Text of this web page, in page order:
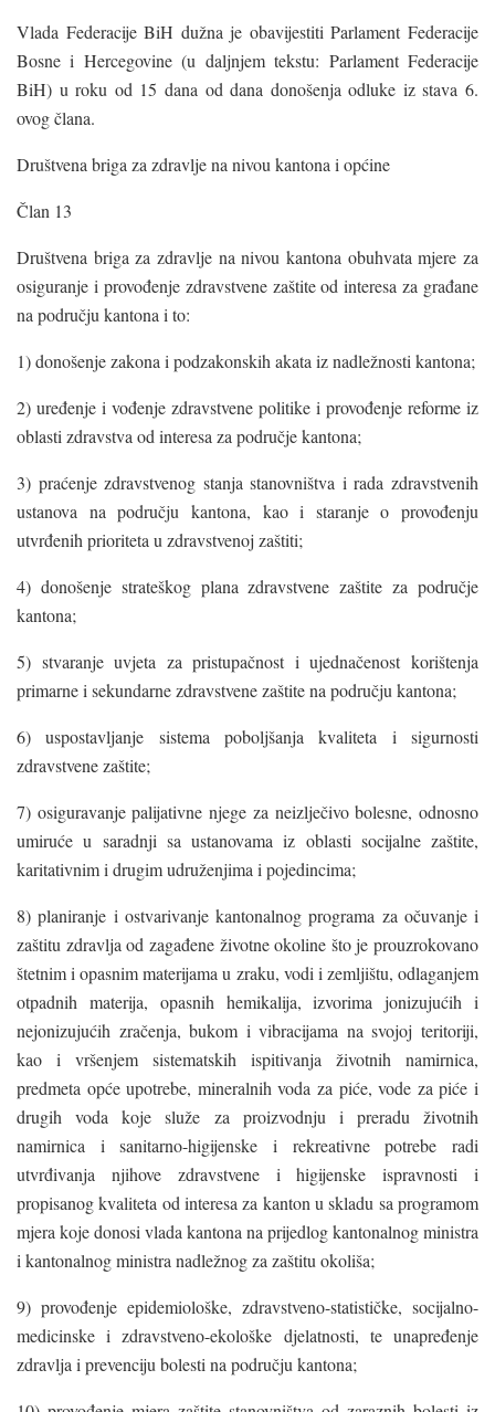
Vlada Federacije BiH dužna je obavijestiti Parlament Federacije
Bosne i Hercegovine (u daljnjem tekstu: Parlament Federacije
BiH) u roku od 15 dana od dana donošenja odluke iz stava 6.
ovog člana.
Društvena briga za zdravlje na nivou kantona i općine
Član 13
Društvena briga za zdravlje na nivou kantona obuhvata mjere za
osiguranje i provođenje zdravstvene zaštite od interesa za građane
na području kantona i to:
1) donošenje zakona i podzakonskih akata iz nadležnosti kantona;
2) uređenje i vođenje zdravstvene politike i provođenje reforme iz
oblasti zdravstva od interesa za područje kantona;
3) praćenje zdravstvenog stanja stanovništva i rada zdravstvenih
ustanova na području kantona, kao i staranje o provođenju
utvrđenih prioriteta u zdravstvenoj zaštiti;
4) donošenje strateškog plana zdravstvene zaštite za područje
kantona;
5) stvaranje uvjeta za pristupačnost i ujednačenost korištenja
primarne i sekundarne zdravstvene zaštite na području kantona;
6) uspostavljanje sistema poboljšanja kvaliteta i sigurnosti
zdravstvene zaštite;
7) osiguravanje palijativne njege za neizlječivo bolesne, odnosno
umiruće u saradnji sa ustanovama iz oblasti socijalne zaštite,
karitativnim i drugim udruženjima i pojedincima;
8) planiranje i ostvarivanje kantonalnog programa za očuvanje i
zaštitu zdravlja od zagađene životne okoline što je prouzrokovano
štetnim i opasnim materijama u zraku, vodi i zemljištu, odlaganjem
otpadnih materija, opasnih hemikalija, izvorima jonizujućih i
nejonizujućih zračenja, bukom i vibracijama na svojoj teritoriji,
kao i vršenjem sistematskih ispitivanja životnih namirnica,
predmeta opće upotrebe, mineralnih voda za piće, vode za piće i
drugih voda koje služe za proizvodnju i preradu životnih
namirnica i sanitarno-higijenske i rekreativne potrebe radi
utvrđivanja njihove zdravstvene i higijenske ispravnosti i
propisanog kvaliteta od interesa za kanton u skladu sa programom
mjera koje donosi vlada kantona na prijedlog kantonalnog ministra
i kantonalnog ministra nadležnog za zaštitu okoliša;
9) provođenje epidemiološke, zdravstveno-statističke, socijalno-
medicinske i zdravstveno-ekološke djelatnosti, te unapređenje
zdravlja i prevenciju bolesti na području kantona;